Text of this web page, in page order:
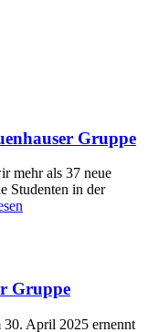
Gruppe
mehr als 37 neue
Studenten in der
Gruppe
April 2025 ernennt